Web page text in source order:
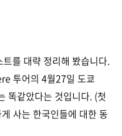
트를 대략 정리해 봤습니다.
투어의 4월27일 도쿄
똑같았다는 것입니다. (첫
사는 한국인들에 대한 동